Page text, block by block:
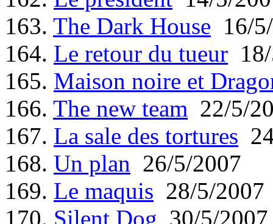
163. The Dark House 16/
164. Le retour du tueur
165. Maison noire et
166. The new team 22/5/
167. La sale des tortures
168. Un plan 26/5/2007
169. Le maquis 28/5/2007
170. Silent Dog 30/5/2007